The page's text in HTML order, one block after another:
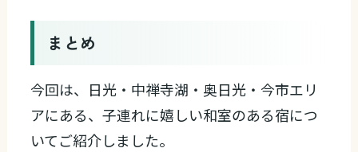
まとめ
今回は、日光・中禅寺湖・奥日光・今市エリ
アにある、子連れに嬉しい和室のある宿につ
いてご紹介しました。